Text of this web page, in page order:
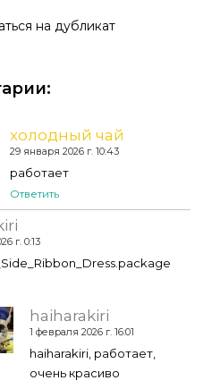
Bowknot Ribbon Pleated
на дубликат
холодный чай
29 января 2026 г. 10:43
работает
Ответить
г. 0:13
haiharakiri
1 февраля 2026 г. 16:01
haiharakiri, работает,
очень красиво